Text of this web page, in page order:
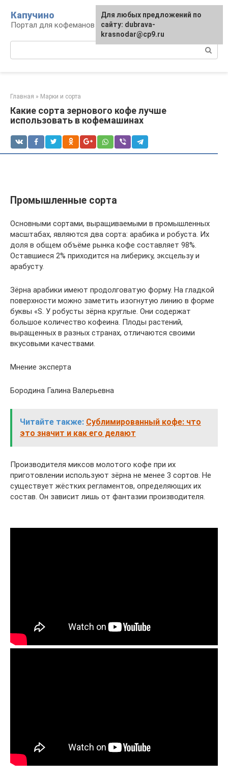
контенту
Капучино
Портал для кофеманов
Главная » Марки и сорта
Какие сорта зернового кофе лучше
использовать в кофемашинах
Промышленные сорта
Основными сортами, выращиваемыми в промышленных
масштабах, являются два сорта: арабика и робуста. Их
доля в общем объёме рынка кофе составляет 98%.
Оставшиеся 2% приходится на либерику, эксцельзу и
арабусту.
Зёрна арабики имеют продолговатую форму. На гладкой
поверхности можно заметить изогнутую линию в форме
буквы «S. У робусты зёрна круглые. Они содержат
большое количество кофеина. Плоды растений,
выращенных в разных странах, отличаются своими
вкусовыми качествами.
Мнение эксперта
Бородина Галина Валерьевна
Читайте также: Сублимированный кофе: что
это значит и как его делают
Производителя миксов молотого кофе при их
приготовлении используют зёрна не менее 3 сортов. Не
существует жёстких регламентов, определяющих их
состав. Он зависит лишь от фантазии производителя.
Для любых предложений по
сайту: dubrava-
krasnodar@cp9.ru